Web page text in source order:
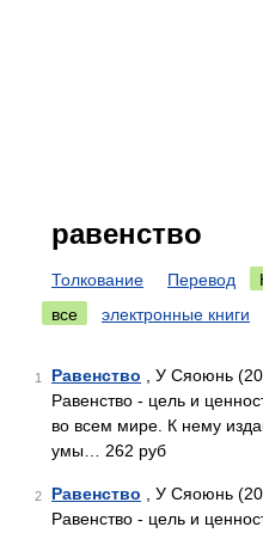
равенство
Толкование Перевод
все
электронные книги
1 Равенство , У Сяоюнь
Равенство - цель и
во всем мире. К нему
умы… 262 руб
2 Равенство , У Сяоюнь
Равенство - цель и